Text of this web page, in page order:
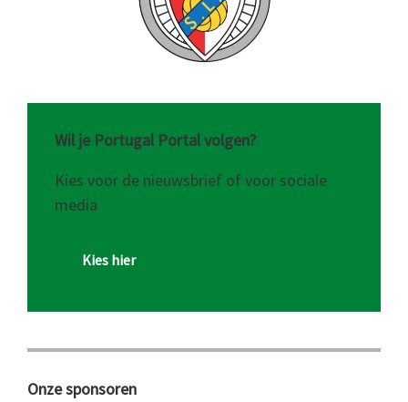
Wil je Portugal Portal volgen?
Kies voor de nieuwsbrief of voor sociale
media
Kies hier
Onze sponsoren